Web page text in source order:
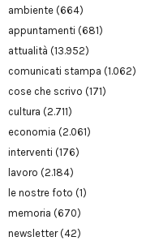
ambiente (664)
appuntamenti (681)
attualità (13.952)
comunicati stampa (1.062)
cose che scrivo (171)
cultura (2.711)
economia (2.061)
interventi (176)
lavoro (2.184)
le nostre foto (1)
memoria (670)
newsletter(42)